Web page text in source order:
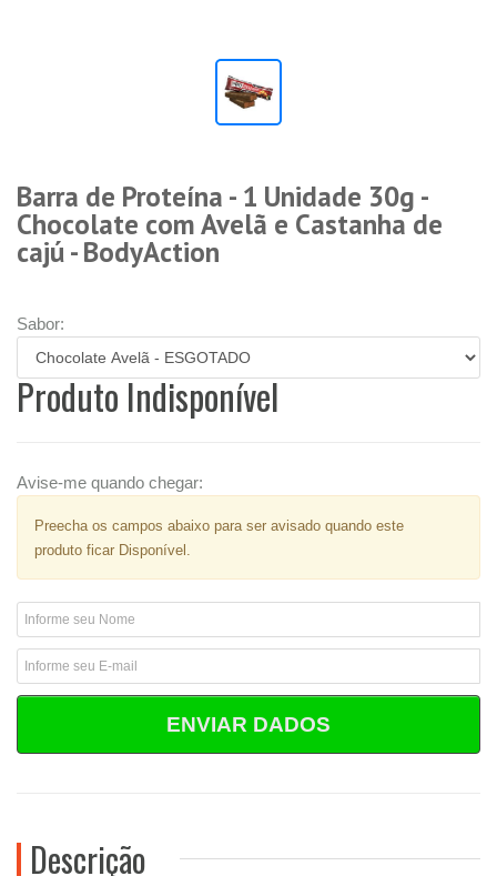
Barra de Proteína - 1 Unidade 30g -
Chocolate com Avelã e Castanha de
cajú - BodyAction
Sabor:
Produto Indisponível
Avise-me quando chegar:
Preecha os campos abaixo para ser avisado quando este
produto ficar Disponível.
ENVIAR DADOS
Descrição